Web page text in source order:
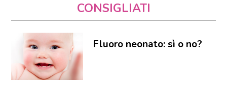
CONSIGLIATI
Fluoro neonato: sì o no?